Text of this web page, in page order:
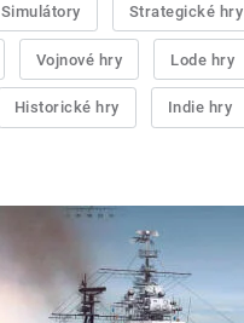
Simulátory Strategické hry
Vojnové hry Lode hry
Historické hry Indie hry